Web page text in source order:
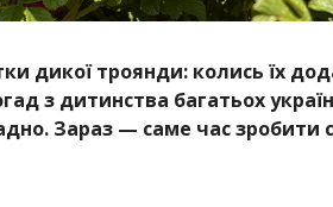
дикої троянди: колись їх
з дитинства багатьох
Зараз — саме час